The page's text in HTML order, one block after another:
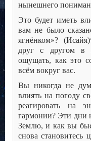
нынешнего
Это будет иметь
вам не было
ягнёнком»?
друг с другом в
ощущать, как это
всём вокруг вас.
Вы никогда не
влиять на погоду
реагировать на
гармонии? Эти дни
Землю, и как вы
снова становитесь